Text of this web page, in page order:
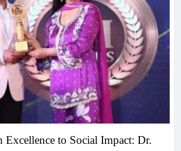
Excellence to Social Impact: Dr.